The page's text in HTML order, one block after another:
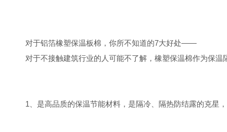
对于铝箔橡塑保温板棉，你所不知道的7大好处——
对于不接触建筑行业的人可能不了解，橡塑保温棉作为保
1、是高品质的保温节能材料，是隔冷、隔热防结露的克星